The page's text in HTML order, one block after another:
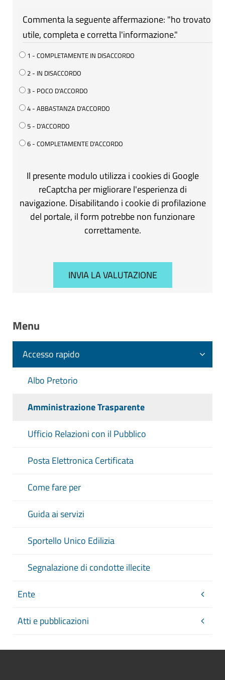
Commenta la seguente affermazione: "ho trovato
utile, completa e corretta l'informazione."
1 - COMPLETAMENTE IN DISACCORDO
2 - IN DISACCORDO
3 - POCO D'ACCORDO
4 - ABBASTANZA D'ACCORDO
5 - D'ACCORDO
6 - COMPLETAMENTE D'ACCORDO
Il presente modulo utilizza i cookies di Google
reCaptcha per migliorare l'esperienza di
navigazione. Disabilitando i cookie di profilazione
del portale, il form potrebbe non funzionare
correttamente.
Menu
Accesso rapido
Albo Pretorio
Amministrazione Trasparente
Ufficio Relazioni con il Pubblico
Posta Elettronica Certificata
Come fare per
Guida ai servizi
Sportello Unico Edilizia
Segnalazione di condotte illecite
Ente
Atti e pubblicazioni